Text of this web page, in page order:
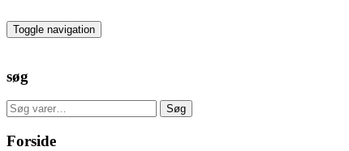
to
the
Toggle navigation
søg
Søg
efter:
Søg
Forside